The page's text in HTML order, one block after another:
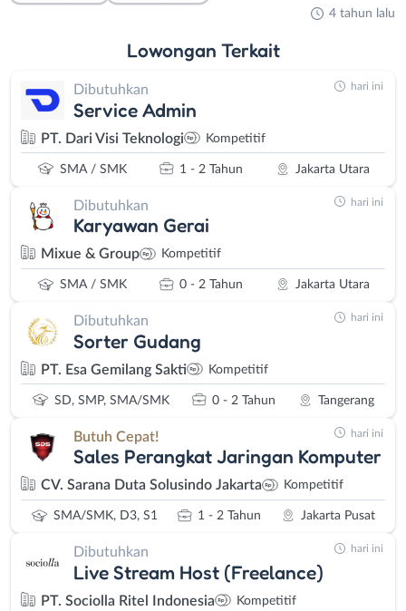
4 tahun lalu
Lowongan Terkait
Dibutuhkan
Service Admin
PT. Dari Visi Teknologi Kompetitif
SMA / SMK 1 - 2 Tahun Jakarta Utara
hari ini
Dibutuhkan
Karyawan Gerai
Mixue & Group Kompetitif
SMA / SMK 0 - 2 Tahun Jakarta Utara
hari ini
Dibutuhkan
Sorter Gudang
PT. Esa Gemilang Sakti Kompetitif
SD, SMP, SMA/SMK 0 - 2 Tahun Tangerang
hari ini
Butuh Cepat!
Sales Perangkat Jaringan Komputer
CV. Sarana Duta Solusindo Jakarta Kompetitif
SMA/SMK, D3, S1 1 - 2 Tahun Jakarta Pusat
hari ini
Dibutuhkan
Live Stream Host (Freelance)
PT. Sociolla Ritel Indonesia Kompetitif
hari ini